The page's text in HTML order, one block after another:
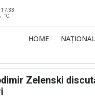
--°C
HOME NAȚIONAL
Zelenski